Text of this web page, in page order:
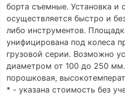
борта съемные. Установка и
осуществляется быстро и
либо инструментов.
унифицирована под колеса
грузовой серии. Возможно
диаметром от 100 до 250
порошковая,
* - указана стоимость без